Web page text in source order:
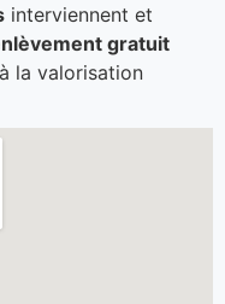
interviennent et
gratuit
la valorisation